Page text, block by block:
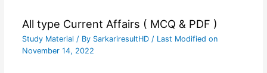
All type Current Affairs ( MCQ & PDF )
Study Material / By SarkariresultHD / Last Modified on
November 14, 2022